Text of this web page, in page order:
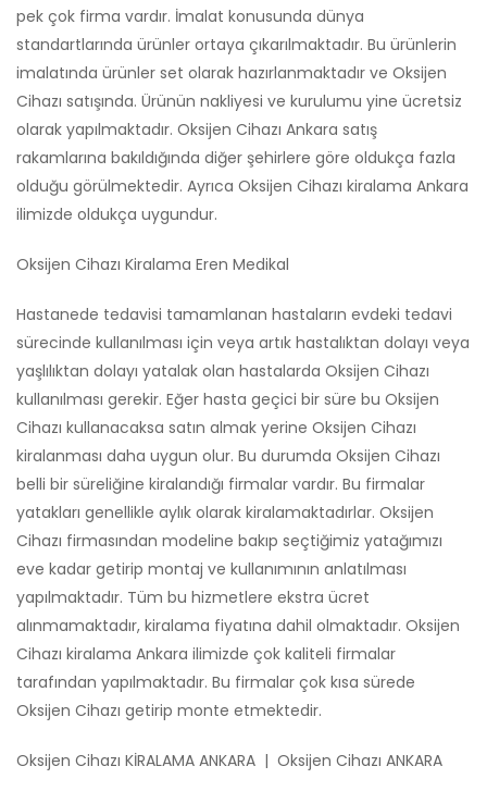
pek çok firma vardır. İmalat konusunda dünya
standartlarında ürünler ortaya çıkarılmaktadır. Bu ürünlerin
imalatında ürünler set olarak hazırlanmaktadır ve Oksijen
Cihazı satışında. Ürünün nakliyesi ve kurulumu yine ücretsiz
olarak yapılmaktadır. Oksijen Cihazı Ankara satış
rakamlarına bakıldığında diğer şehirlere göre oldukça fazla
olduğu görülmektedir. Ayrıca Oksijen Cihazı kiralama Ankara
ilimizde oldukça uygundur.
Oksijen Cihazı Kiralama Eren Medikal
Hastanede tedavisi tamamlanan hastaların evdeki tedavi
sürecinde kullanılması için veya artık hastalıktan dolayı veya
yaşlılıktan dolayı yatalak olan hastalarda Oksijen Cihazı
kullanılması gerekir. Eğer hasta geçici bir süre bu Oksijen
Cihazı kullanacaksa satın almak yerine Oksijen Cihazı
kiralanması daha uygun olur. Bu durumda Oksijen Cihazı
belli bir süreliğine kiralandığı firmalar vardır. Bu firmalar
yatakları genellikle aylık olarak kiralamaktadırlar. Oksijen
Cihazı firmasından modeline bakıp seçtiğimiz yatağımızı
eve kadar getirip montaj ve kullanımının anlatılması
yapılmaktadır. Tüm bu hizmetlere ekstra ücret
alınmamaktadır, kiralama fiyatına dahil olmaktadır. Oksijen
Cihazı kiralama Ankara ilimizde çok kaliteli firmalar
tarafından yapılmaktadır. Bu firmalar çok kısa sürede
Oksijen Cihazı getirip monte etmektedir.
Oksijen Cihazı KİRALAMA ANKARA | Oksijen Cihazı ANKARA